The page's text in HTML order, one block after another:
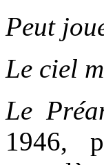
Peut
Le ciel
Le
1946,